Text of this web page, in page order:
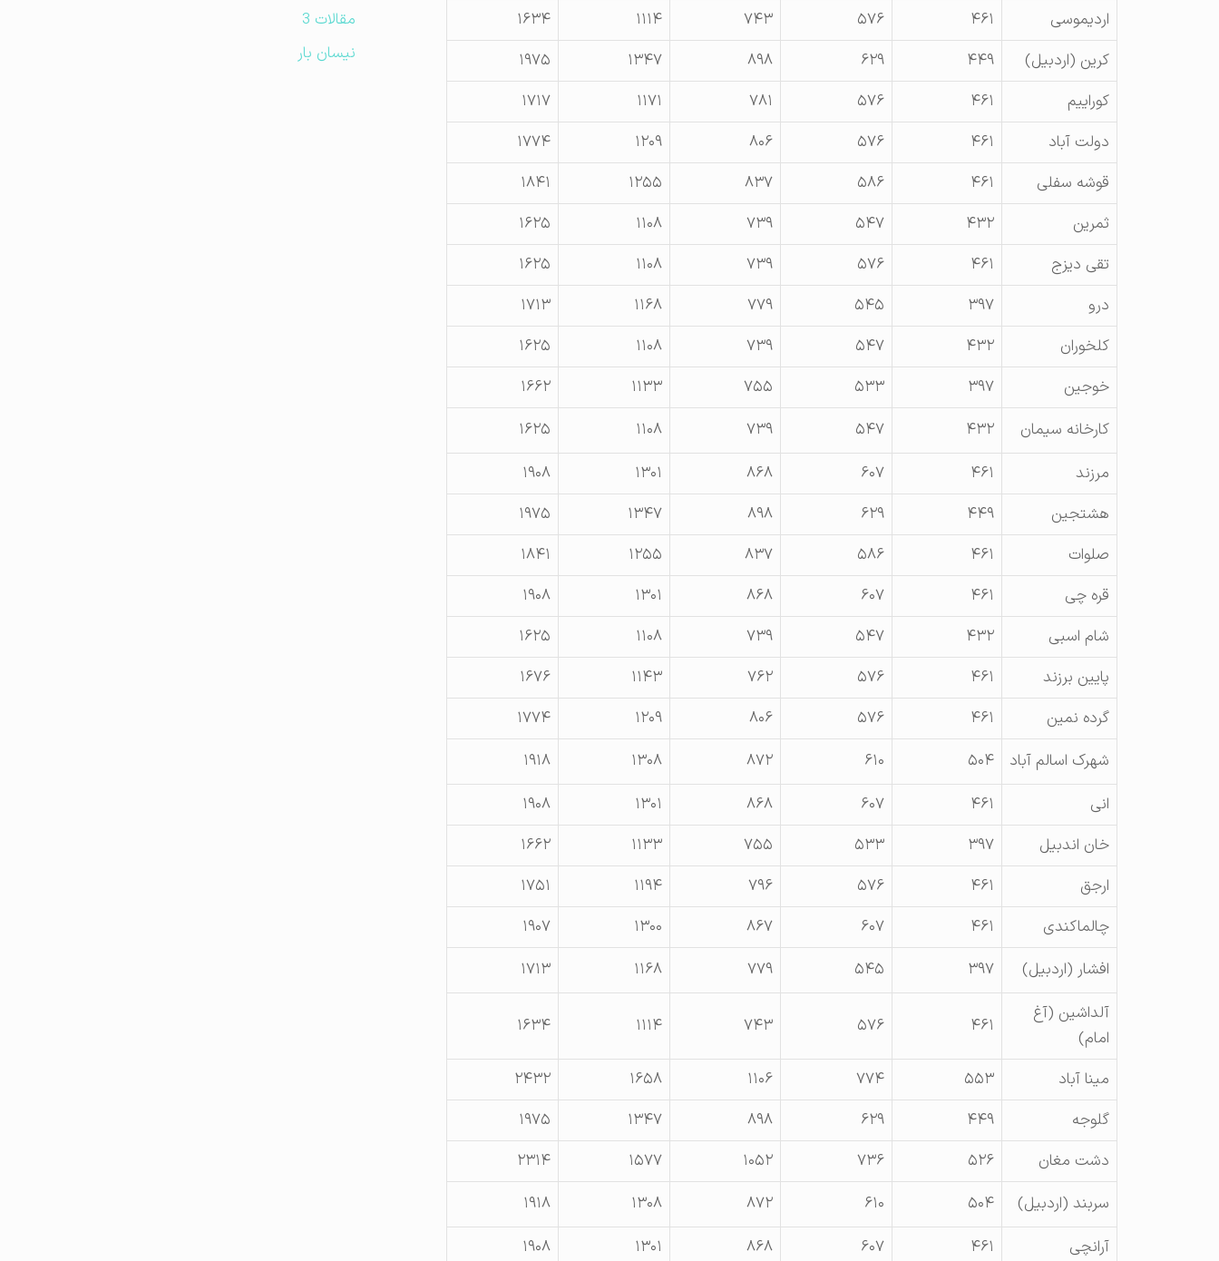
ارديموسی
۴۶۱ ۵۷۶ ۷۴۳ ۱۱۱۴
۱۶۳۴
کرين (اردبيل)
۴۴۹ ۶۲۹ ۸۹۸ ۱۳۴۷
۱۹۷۵
کوراييم
۴۶۱ ۵۷۶ ۷۸۱ ۱۱۷۱
۱۷۱۷
دولت آباد
۴۶۱ ۵۷۶ ۸۰۶ ۱۲۰۹
۱۷۷۴
قوشه سفلی
۴۶۱ ۵۸۶ ۸۳۷ ۱۲۵۵
۱۸۴۱
ثمرين
۴۳۲ ۵۴۷ ۷۳۹ ۱۱۰۸
۱۶۲۵
تقی ديزج
۴۶۱ ۵۷۶ ۷۳۹ ۱۱۰۸
۱۶۲۵
درو
۳۹۷ ۵۴۵ ۷۷۹ ۱۱۶۸
۱۷۱۳
کلخوران
۴۳۲ ۵۴۷ ۷۳۹ ۱۱۰۸
۱۶۲۵
خوجين
۳۹۷ ۵۳۳ ۷۵۵ ۱۱۳۳
۱۶۶۲
کارخانه سيمان
۴۳۲ ۵۴۷ ۷۳۹ ۱۱۰۸
۱۶۲۵
مرزند
۴۶۱ ۶۰۷ ۸۶۸ ۱۳۰۱
۱۹۰۸
هشتجين
۴۴۹ ۶۲۹ ۸۹۸ ۱۳۴۷
۱۹۷۵
صلوات
۴۶۱ ۵۸۶ ۸۳۷ ۱۲۵۵
۱۸۴۱
قره چی
۴۶۱ ۶۰۷ ۸۶۸ ۱۳۰۱
۱۹۰۸
شام اسبی
۴۳۲ ۵۴۷ ۷۳۹ ۱۱۰۸
۱۶۲۵
پايين برزند
۴۶۱ ۵۷۶ ۷۶۲ ۱۱۴۳
۱۶۷۶
گرده نمين
۴۶۱ ۵۷۶ ۸۰۶ ۱۲۰۹
۱۷۷۴
شهرک اسالم آباد
۵۰۴ ۶۱۰ ۸۷۲ ۱۳۰۸
۱۹۱۸
انی
۴۶۱ ۶۰۷ ۸۶۸ ۱۳۰۱
۱۹۰۸
خان اندبيل
۳۹۷ ۵۳۳ ۷۵۵ ۱۱۳۳
۱۶۶۲
ارجق
۴۶۱ ۵۷۶ ۷۹۶ ۱۱۹۴
۱۷۵۱
چالماکندی
۴۶۱ ۶۰۷ ۸۶۷ ۱۳۰۰
۱۹۰۷
افشار (اردبيل)
۳۹۷ ۵۴۵ ۷۷۹ ۱۱۶۸
۱۷۱۳
آلداشين (آغ
امام)
۴۶۱ ۵۷۶ ۷۴۳ ۱۱۱۴ ۱۶۳۴
مينا آباد ۵۵۳ ۷۷۴ ۱۱۰۶ ۱۶۵۸
۲۴۳۲
گلوجه
۴۴۹ ۶۲۹ ۸۹۸ ۱۳۴۷
۱۹۷۵
دشت مغان
۵۲۶ ۷۳۶ ۱۰۵۲ ۱۵۷۷
۲۳۱۴
سربند (اردبيل)
۵۰۴ ۶۱۰ ۸۷۲ ۱۳۰۸
۱۹۱۸
آرانچی
۴۶۱ ۶۰۷ ۸۶۸ ۱۳۰۱
۱۹۰۸
مقالات 3
نیسان بار